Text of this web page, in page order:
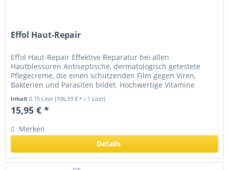
Effol Haut-Repair
Effol Haut-Repair Effektive Reparatur bei allen
Hautblessuren Antiseptische, dermatologisch getestete
Pflegecreme, die einen schützenden Film gegen Viren,
Bakterien und Parasiten bildet. Hochwertige Vitamine
Inhalt0.15 Liter(106,33 € * / 1 Liter)
15,95 € *
Merken
Details